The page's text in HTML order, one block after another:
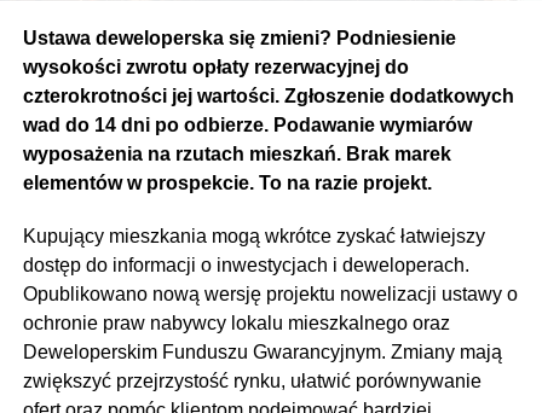
Ustawa deweloperska się zmieni? Podniesienie
wysokości zwrotu opłaty rezerwacyjnej do
czterokrotności jej wartości. Zgłoszenie dodatkowych
wad do 14 dni po odbierze. Podawanie wymiarów
wyposażenia na rzutach mieszkań. Brak marek
elementów w prospekcie. To na razie projekt.
Kupujący mieszkania mogą wkrótce zyskać łatwiejszy
dostęp do informacji o inwestycjach i deweloperach.
Opublikowano nową wersję projektu nowelizacji ustawy o
ochronie praw nabywcy lokalu mieszkalnego oraz
Deweloperskim Funduszu Gwarancyjnym. Zmiany mają
zwiększyć przejrzystość rynku, ułatwić porównywanie